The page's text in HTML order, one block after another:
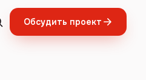
Обсудить проект